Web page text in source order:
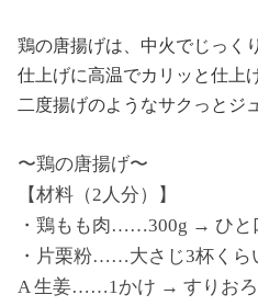
鶏の唐揚げは、中火でじっく
仕上げに高温でカリッと仕上
二度揚げのようなサクっとジ
〜鶏の唐揚げ〜
【材料（2人分）】
・鶏もも肉……300g → ひと
・片栗粉……大さじ3杯くら
A 生姜……1かけ → すりお